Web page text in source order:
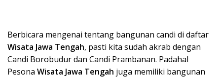
Berbicara mengenai tentang bangunan candi di daftar
Wisata Jawa Tengah, pasti kita sudah akrab dengan
Candi Borobudur dan Candi Prambanan. Padahal
Pesona Wisata Jawa Tengah juga memiliki bangunan